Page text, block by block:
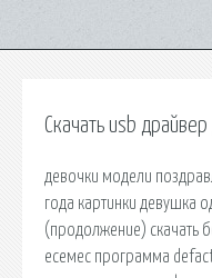
Скачать usb
девочки модели
года картинки девушка
(продолжение) скачать
есемес программа